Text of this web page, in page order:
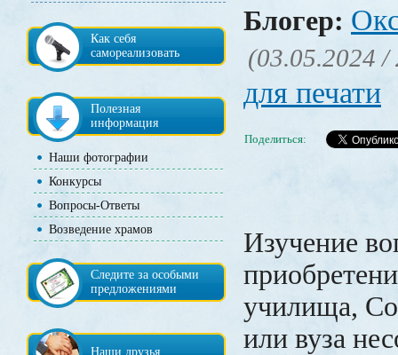
Как себя
самореализовать
Полезная
информация
Наши фотографии
Конкурсы
Вопросы-Ответы
Возведение храмов
Следите за особыми
предложениями
Наши друзья
Блогер:
(03.05.2024 /
для печати
Поделиться:
Изучение
училища,
или вуза